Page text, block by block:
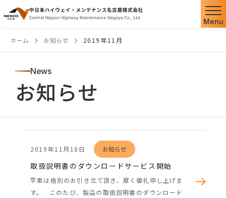
文
Menu
ホーム お知らせ 2019年11月
News
お知らせ
2019年11月18日 お知らせ
取扱説明書のダウンロードサービス開始
平素は格別のお引き立て頂き、厚く御礼申し上げま
す。 このたび、製品の取扱説明書のダウンロード